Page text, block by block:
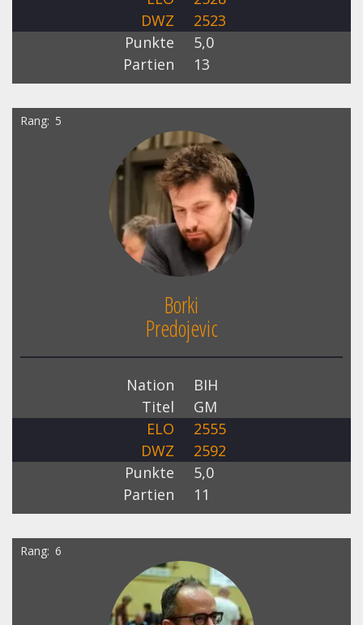
DWZ
2523
Punkte
5,0
Partien
13
Rang 5
Borki
Predojevic
Nation
BIH
Titel
GM
ELO
2555
DWZ
2592
Punkte
5,0
Partien
11
Rang 6